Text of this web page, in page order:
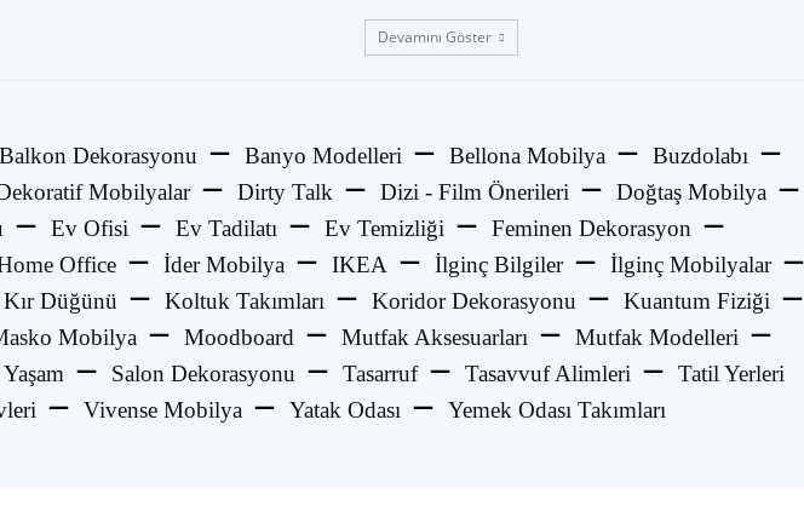
Devamını Göster
Balkon Dekorasyonu Banyo Modelleri Bellona Mobilya
Buzdolabı
Mobilyalar Dirty Talk Dizi - Film Önerileri
Doğtaş Mobilya
Ev Ofisi Ev Tadilatı Ev Temizliği
Feminen Dekorasyon
Office İder Mobilya IKEA İlginç Bilgiler
İlginç Mobilyalar
Kır Düğünü Koltuk Takımları Koridor Dekorasyonu
Kuantum Fiziği
Mobilya Moodboard Mutfak Aksesuarları
Mutfak Modelleri
Salon Dekorasyonu Tasarruf Tasavvuf Alimleri
Tatil Yerleri
Vivense Mobilya Yatak Odası Yemek Odası Takımları